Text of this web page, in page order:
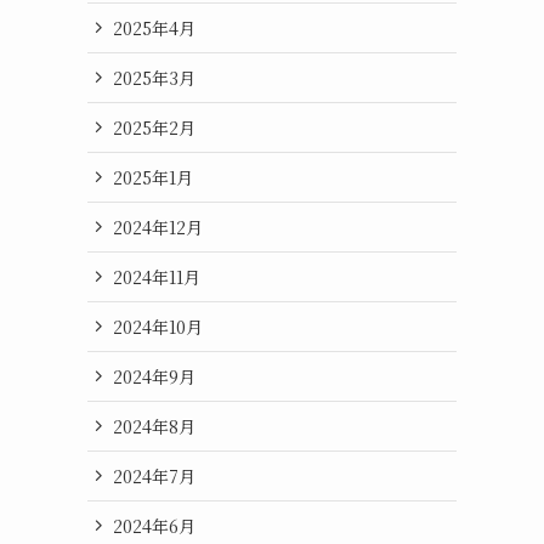
2025年4月
2025年3月
2025年2月
2025年1月
2024年12月
2024年11月
2024年10月
2024年9月
2024年8月
2024年7月
2024年6月